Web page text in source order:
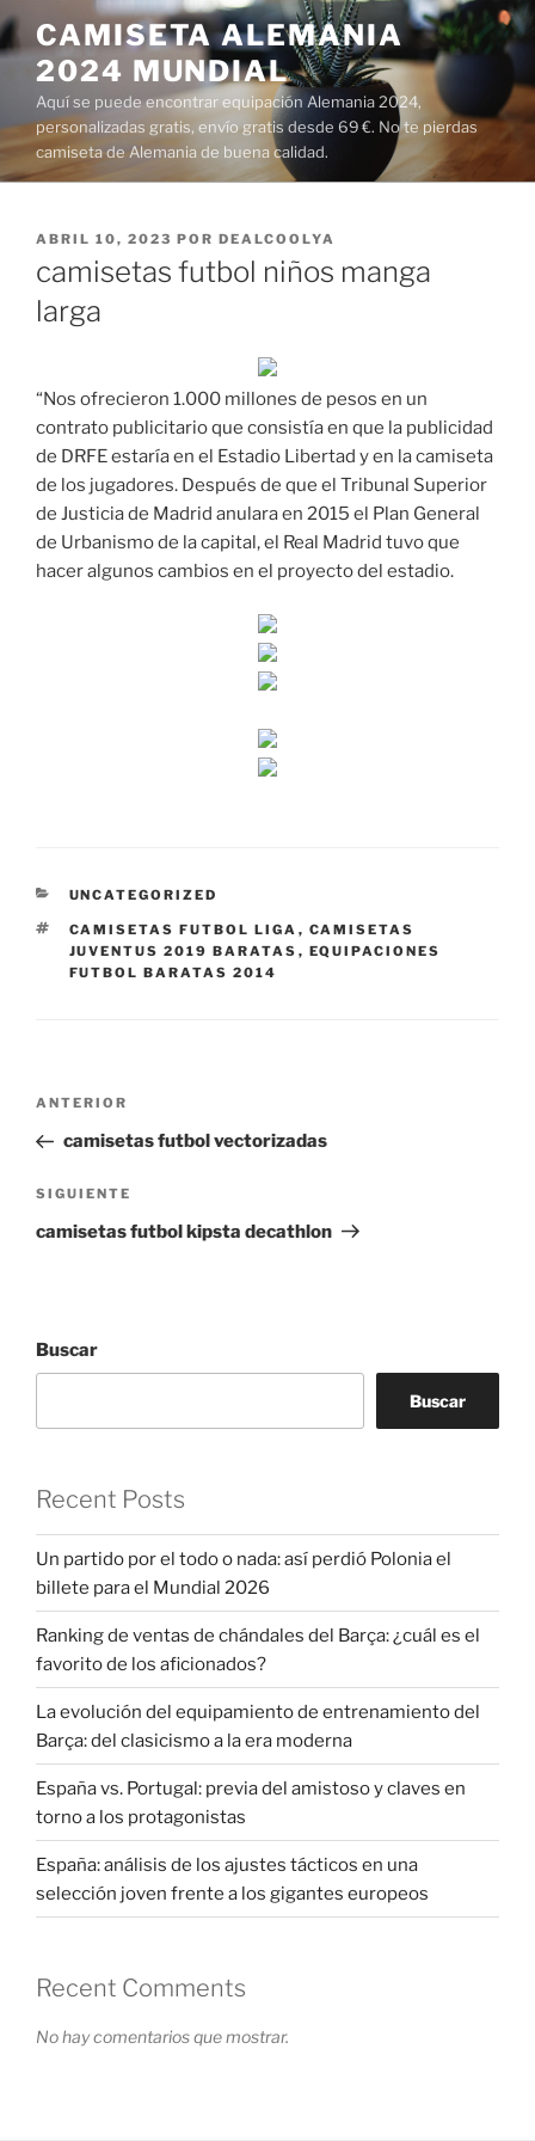
Saltar
al
contenido
CAMISETA ALEMANIA
2024 MUNDIAL
Aquí se puede encontrar equipación Alemania 2024,
personalizadas gratis, envío gratis desde 69 €. No te pierdas
camiseta de Alemania de buena calidad.
PUBLICADO
ABRIL 10, 2023 POR DEALCOOLYA
camisetas futbol niños manga
larga
“Nos ofrecieron 1.000 millones de pesos en un
contrato publicitario que consistía en que la publicidad
de DRFE estaría en el Estadio Libertad y en la camiseta
de los jugadores. Después de que el Tribunal Superior
de Justicia de Madrid anulara en 2015 el Plan General
de Urbanismo de la capital, el Real Madrid tuvo que
hacer algunos cambios en el proyecto del estadio.
CATEGORÍAS
UNCATEGORIZED
ETIQUETAS
CAMISETAS FUTBOL LIGA , CAMISETAS
JUVENTUS 2019 BARATAS , EQUIPACIONES
FUTBOL BARATAS 2014
Navegación
entradas
Entrada
anterior:
ANTERIOR
camisetas futbol vectorizadas
Siguiente
entrada
SIGUIENTE
camisetas futbol kipsta decathlon
Buscar
Buscar
Recent Posts
Un partido por el todo o nada: así perdió Polonia el
billete para el Mundial 2026
Ranking de ventas de chándales del Barça: ¿cuál es el
favorito de los aficionados?
La evolución del equipamiento de entrenamiento del
Barça: del clasicismo a la era moderna
España vs. Portugal: previa del amistoso y claves en
torno a los protagonistas
España: análisis de los ajustes tácticos en una
selección joven frente a los gigantes europeos
Recent Comments
No hay comentarios que mostrar.